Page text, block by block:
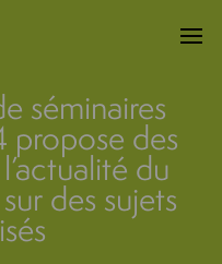
séminaires
propose des
du
des sujets